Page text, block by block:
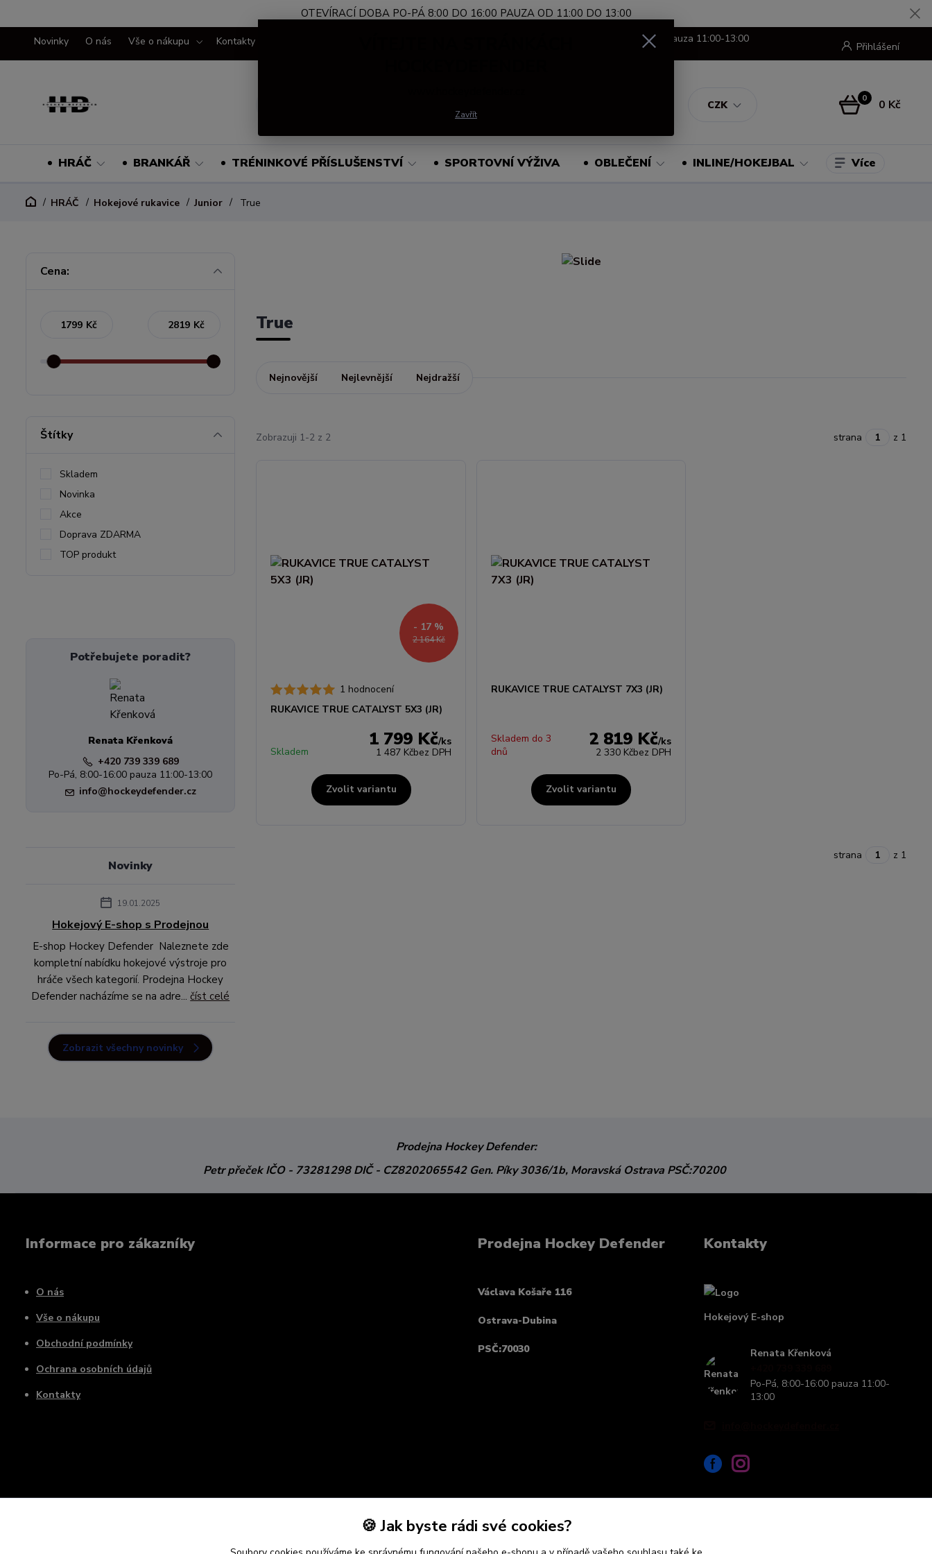
OTEVÍRACÍ DOBA PO-PÁ 8:00 DO 16:00 PAUZA OD 11:00 DO 13:00
Novinky O nás Vše o nákupu Kontakty
CZK
Přihlášení
Po-Pá, 8:00-16:00 pauza 11:00-13:00
0 0 Kč
HRÁČ BRANKÁŘ TRÉNINKOVÉ PŘÍSLUŠENSTVÍ SPORTOVNÍ VÝŽIVA OBLEČENÍ INLINE/HOKEJBAL Více
HRÁČ Hokejové rukavice Junior True
True
Nejnovější Nejlevnější Nejdražší
Zobrazuji 1-2 z 2 strana z 1
2 164 Kč
- 17 %
1 hodnocení
RUKAVICE TRUE CATALYST 5X3 (JR)
1 799 Kč/ks
1 487 Kčbez DPH
Skladem
Zvolit variantu
RUKAVICE TRUE CATALYST 7X3 (JR)
2 819 Kč/ks
2 330 Kčbez DPH
Skladem do 3
dnů
Zvolit variantu
strana z 1
Cena:
Kč Kč
Štítky
Skladem
Novinka
Akce
Doprava ZDARMA
TOP produkt
Potřebujete poradit?
Renata Křenková
+420 739 339 689
Po-Pá, 8:00-16:00 pauza 11:00-13:00
info@hockeydefender.cz
Novinky
19.01.2025
Hokejový E-shop s Prodejnou
E-shop Hockey Defender Naleznete zde
kompletní nabídku hokejové výstroje pro
hráče všech kategorií. Prodejna Hockey
Defender nacházíme se na adre...číst celé
Zobrazit všechny novinky
Prodejna Hockey Defender:
Petr přečekIČO - 73281298DIČ - CZ8202065542 Gen. Píky 3036/1b, Moravská Ostrava PSČ:70200
Informace pro zákazníky
O nás
Vše o nákupu
Obchodní podmínky
Ochrana osobních údajů
Kontakty
Prodejna Hockey Defender
Václava Košaře 116
Ostrava-Dubina
PSČ:70030
Kontakty
Hokejový E-shop
Renata Křenková
Po-Pá, 8:00-16:00 pauza 11:00-
13:00
Zavřít
🍪 Jak byste rádi své cookies?